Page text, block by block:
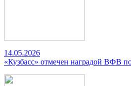
14.05.2026
«Кузбасс» отмечен наградой ВФВ